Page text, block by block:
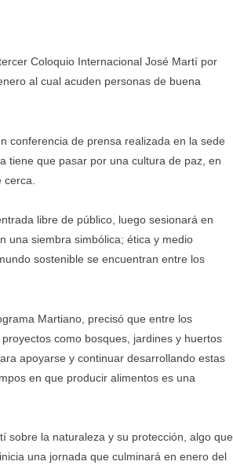
Coloquio Internacional José Martí por
al cual acuden personas de buena
conferencia de prensa realizada en la sede
tiene que pasar por una cultura de paz, en
libre de público, luego sesionará en
una siembra simbólica; ética y medio
sostenible se encuentran entre los
Martiano, precisó que entre los
como bosques, jardines y huertos
apoyarse y continuar desarrollando estas
en que producir alimentos es una
sobre la naturaleza y su protección, algo que
una jornada que culminará en enero del